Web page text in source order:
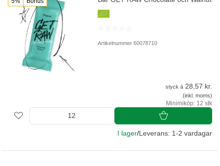
Artikelnummer 60078710
styck á 28,57 kr.
(inkl. moms)
Minimiköp: 12 stk
I lager/Leverans: 1-2 vardagar